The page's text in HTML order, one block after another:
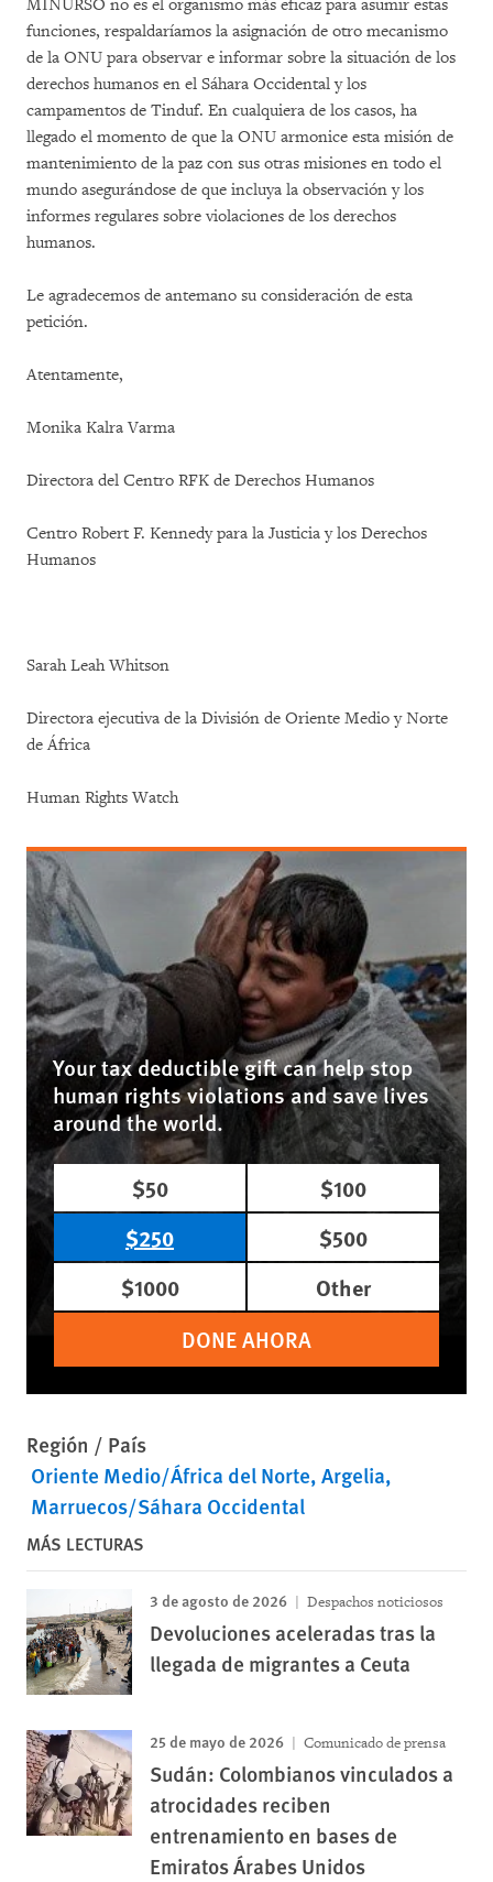
MINURSO no es el organismo más eficaz para asumir estas
funciones, respaldaríamos la asignación de otro mecanismo
de la ONU para observar e informar sobre la situación de los
derechos humanos en el Sáhara Occidental y los
campamentos de Tinduf. En cualquiera de los casos, ha
llegado el momento de que la ONU armonice esta misión de
mantenimiento de la paz con sus otras misiones en todo el
mundo asegurándose de que incluya la observación y los
informes regulares sobre violaciones de los derechos
humanos.
Le agradecemos de antemano su consideración de esta
petición.
Atentamente,
Monika Kalra Varma
Directora del Centro RFK de Derechos Humanos
Centro Robert F. Kennedy para la Justicia y los Derechos
Humanos
Sarah Leah Whitson
Directora ejecutiva de la División de Oriente Medio y Norte
de África
Human Rights Watch
Your tax deductible gift can help stop
human rights violations and save lives
around the world.
$50
$100
$250
$500
$1000
Other
DONE AHORA
Región / País
Oriente Medio/África del Norte Argelia
Marruecos/Sáhara Occidental
MÁS LECTURAS
3 de agosto de 2026 Despachos noticiosos
Devoluciones aceleradas tras la
llegada de migrantes a Ceuta
25 de mayo de 2026 Comunicado de prensa
Sudán: Colombianos vinculados a
atrocidades reciben
entrenamiento en bases de
Emiratos Árabes Unidos